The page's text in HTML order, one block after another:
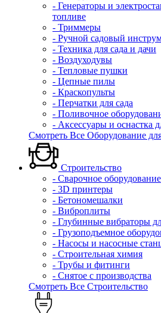
- Генераторы и
топливе
- Триммеры
- Ручной садовый
- Техника для сада и дачи
- Воздуходувы
- Тепловые пушки
- Цепные пилы
- Краскопульты
- Перчатки для сада
- Поливочное
- Аксессуары и оснастка
Смотреть Все Оборудование
Строительство
- Сварочное оборудование
- 3D принтеры
- Бетономешалки
- Виброплиты
- Глубинные вибраторы
- Грузоподъемное
- Насосы и насосные
- Строительная химия
- Трубы и фитинги
- Снятое с производства
Смотреть Все Строительство